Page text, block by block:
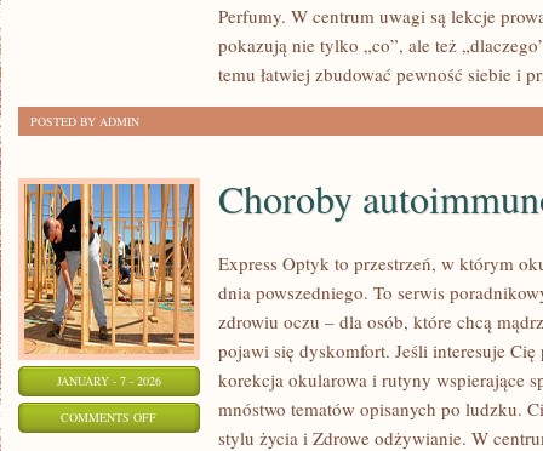
Perfumy. W centrum uwagi są lekcje
pokazują nie tylko „co”, ale też
temu łatwiej zbudować pewność siebie i
POSTED BY ADMIN
JANUARY - 7 - 2026
COMMENTS OFFON
Choroby
Express Optyk to przestrzeń, w którym
dnia powszedniego. To serwis
zdrowiu oczu – dla osób, które chcą
pojawi się dyskomfort. Jeśli interesuje
korekcja okularowa i rutyny wspierające
mnóstwo tematów opisanych po ludzku.
stylu życia i Zdrowe odżywianie. W